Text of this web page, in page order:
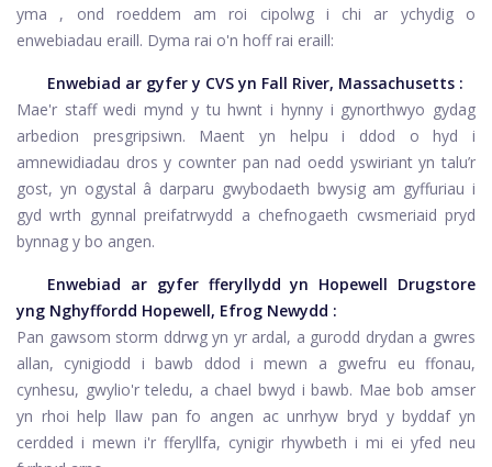
yma
, ond roeddem am roi cipolwg i chi ar ychydig o
enwebiadau eraill. Dyma rai o'n hoff rai eraill:
Enwebiad ar gyfer y CVS yn Fall River, Massachusetts :
Mae'r staff wedi mynd y tu hwnt i hynny i gynorthwyo gydag
arbedion presgripsiwn. Maent yn helpu i ddod o hyd i
amnewidiadau dros y cownter pan nad oedd yswiriant yn talu’r
gost, yn ogystal â darparu gwybodaeth bwysig am gyffuriau i
gyd wrth gynnal preifatrwydd a chefnogaeth cwsmeriaid pryd
bynnag y bo angen.
Enwebiad ar gyfer fferyllydd yn Hopewell Drugstore
yng Nghyffordd Hopewell, Efrog Newydd :
Pan gawsom storm ddrwg yn yr ardal, a gurodd drydan a gwres
allan, cynigiodd i bawb ddod i mewn a gwefru eu ffonau,
cynhesu, gwylio'r teledu, a chael bwyd i bawb. Mae bob amser
yn rhoi help llaw pan fo angen ac unrhyw bryd y byddaf yn
cerdded i mewn i'r fferyllfa, cynigir rhywbeth i mi ei yfed neu